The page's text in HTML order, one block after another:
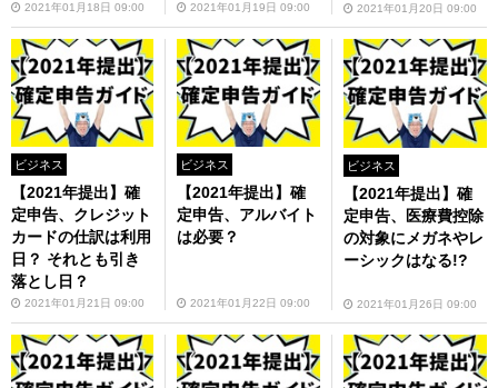
2021年01月18日 09:00 2021年01月19日 09:00 2021年01月20日 09:00
ビジネス
【2021年提出】確
定申告、クレジット
カードの仕訳は利用
日？ それとも引き
落とし日？
2021年01月21日 09:00
ビジネス
【2021年提出】確
定申告、アルバイト
は必要？
2021年01月22日 09:00
ビジネス
【2021年提出】確
定申告、医療費控除
の対象にメガネやレ
ーシックはなる!?
2021年01月26日 09:00